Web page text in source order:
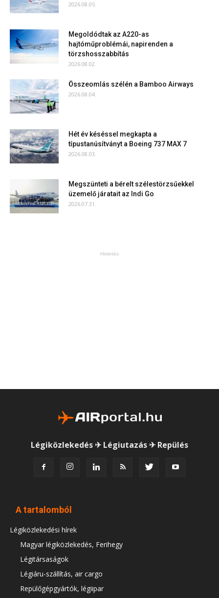
2026.08.05.
Megoldódtak az A220-as
hajtóműproblémái, napirenden a
törzshosszabbítás
2026.08.02.
Összeomlás szélén a Bamboo Airways
2026.08.04.
Hét év késéssel megkapta a
típustanúsítványt a Boeing 737 MAX 7
2026.08.03.
Megszünteti a bérelt szélestörzsűekkel
üzemelő járatait az Indi Go
2026.07.31.
Hirdetés
Légiközlekedés ✈ Légiutazás ✈ Repülés
A tartalomból
Légiközlekedési hírek
Magyar légiközlekedés, Ferihegy
Légitársaságok
Légiáru-szállítás, air cargo
Repülőgépgyártók, légiipar